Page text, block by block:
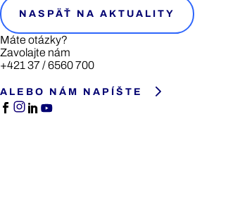
NASPÄŤ NA AKTUALITY
Máte otázky?
Zavolajte nám
+421 37 / 6560 700
ALEBO NÁM NAPÍŠTE